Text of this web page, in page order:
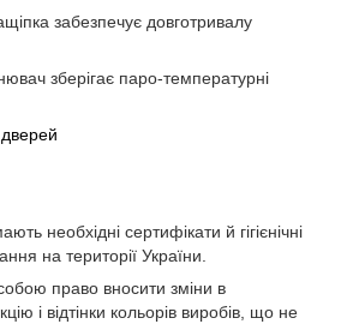
забезпечує довготривалу
зберігає паро-температурні
необхідні сертифікати й гігієнічні
на території України.
право вносити зміни в
і відтінки кольорів виробів, що не